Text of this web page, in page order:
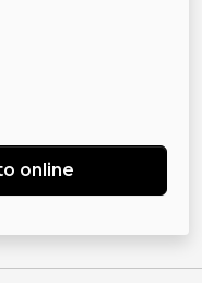
online